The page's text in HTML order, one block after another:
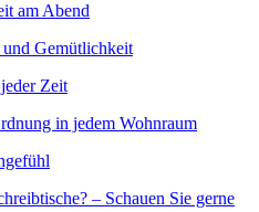
am Abend
Gemütlichkeit
Zeit
in jedem Wohnraum
– Schauen Sie gerne